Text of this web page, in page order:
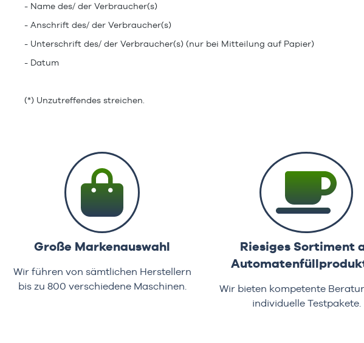
- Name des/ der Verbraucher(s)
- Anschrift des/ der Verbraucher(s)
- Unterschrift des/ der Verbraucher(s) (nur bei Mitteilung auf Papier)
- Datum
(*) Unzutreffendes streichen.
Große Markenauswahl
Wir führen von sämtlichen Herstellern
bis zu 800 verschiedene Maschinen.
Riesiges Sortiment
Wir bieten kompetente
individuelle Testpakete.